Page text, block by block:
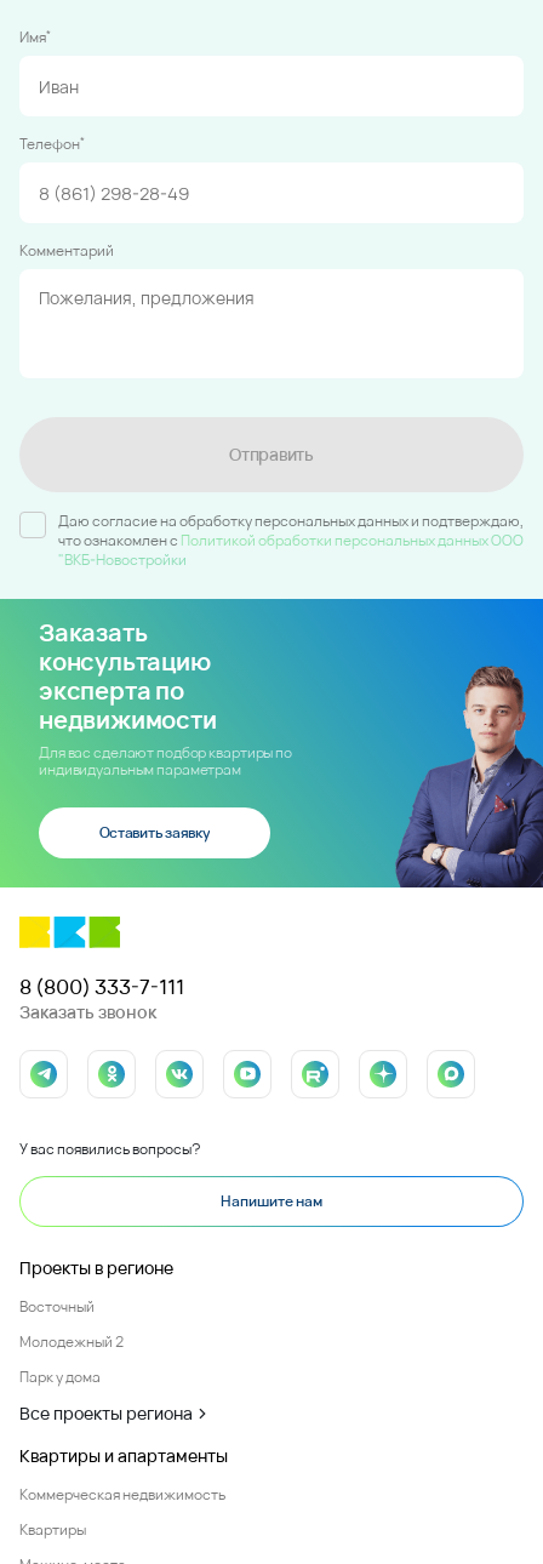
Имя*
Телефон*
Комментарий
Отправить
Даю согласие на обработку персональных данных и подтверждаю,
что ознакомлен c Политикой обработки персональных данных ООО
"ВКБ-Новостройки
Заказать
консультацию
эксперта по
недвижимости
Для вас сделают подбор квартиры по
индивидуальным параметрам
Оставить заявку
8 (800) 333-7-111
Заказать звонок
У вас появились вопросы?
Напишите нам
Проекты в регионе
Восточный
Молодежный 2
Парк у дома
Все проекты региона
Квартиры и апартаменты
Коммерческая недвижимость
Квартиры